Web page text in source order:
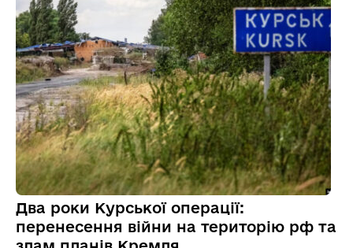
Два роки Курської операції:
перенесення війни на територію рф та